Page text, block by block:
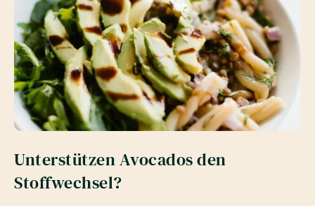
Unterstützen Avocados den
Stoffwechsel?